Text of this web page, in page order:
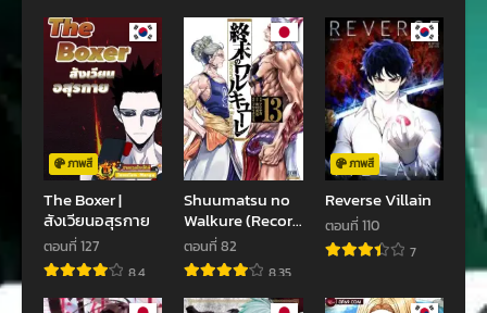
มีนาคม 9, 2023 มีนาคม 7, 2023
ตอนที่ 32
มีนาคม 6, 2023
ตอนที่ 31
มีนาคม 6, 2023
ตอนที่ 30
มีนาคม 4, 2023
ตอนที่ 29
มีนาคม 3, 2023
ตอนที่ 28
มีนาคม 1, 2023
ตอนที่ 27
กุมภาพันธ์ 6, 2023
ตอนที่ 26
กุมภาพันธ์ 6, 2023
ตอนที่ 25
ธันวาคม 18, 2022
ภาพสี
The Boxer |
สังเวียนอสุรกาย
ตอนที่ 127
8.4
Shuumatsu no
Walkure (Record
of Ragnarok)
มหาศึกคนชนเทพ
ตอนที่ 82
8.35
ภาพสี
Reverse Villain
ตอนที่ 110
7